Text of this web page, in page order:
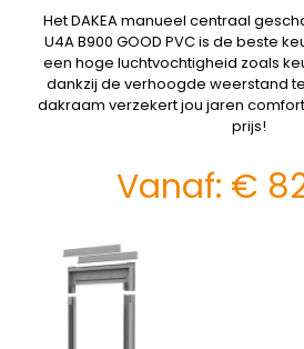
Het DAKEA manueel centraal
U4A B900 GOOD PVC is de beste
een hoge luchtvochtigheid zoals
dankzij de verhoogde weerstand
dakraam verzekert jou jaren
prijs!
Vanaf: €